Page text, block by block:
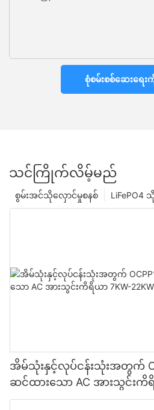
စုံစမ်းစစ်ဆေးရေး
သင်ကြိုက်လိမ့်မည်
စွမ်းအင်သိုလှောင်မှုစနစ်
အိမ်သုံးနှင့်လုပ်ငန်းသုံးအတွက်
ဆင်ထားသော AC အားသွင်းကိရိ